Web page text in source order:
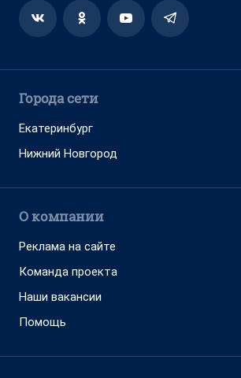
Города сети
Екатеринбург
Нижний Новгород
О компании
Реклама на сайте
Команда проекта
Наши вакансии
Помощь